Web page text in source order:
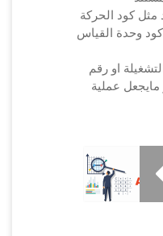
مثل كود الحركة
وحدة القياس
او رقم
عملية